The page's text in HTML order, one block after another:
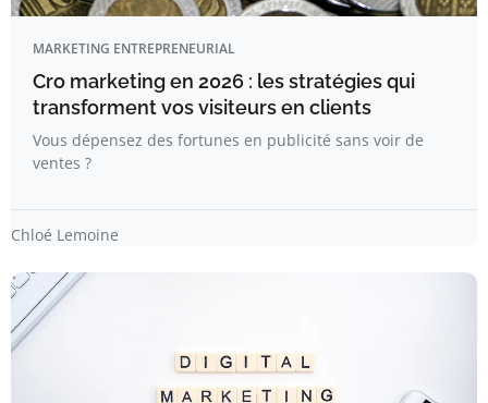
MARKETING ENTREPRENEURIAL
Cro marketing en 2026 : les stratégies qui
transforment vos visiteurs en clients
Vous dépensez des fortunes en publicité sans voir de
ventes ?
Chloé Lemoine